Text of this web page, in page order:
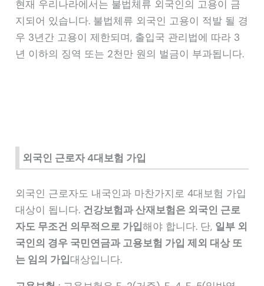
현재 우리나라에서는 불법체류 외국인의 고용이 금
지되어 있습니다. 불법체류 외국인 고용이 적발 될 경
우 3년간 고용이 제한되며, 출입국 관리법에 따라 3
년 이하의 징역 또는 2천만 원의 벌금이 부과됩니다.
외국인 근로자 4대보험 가입
외국인 근로자도 내국인과 마찬가지로 4대보험 가입
대상이 됩니다. 건강보험과 산재보험은 외국인 근로
자도 무조건 의무적으로 가입해야 합니다. 단, 일부 외
국인의 경우 국민연금과 고용보험 가입 제외 대상 또
는 임의 가입대상입니다.